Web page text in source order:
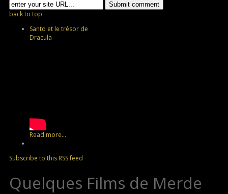
back to top
Santo et le trésor de
Dracula
Read more...
Subscribe to this RSS feed
Quelques Films de Merde